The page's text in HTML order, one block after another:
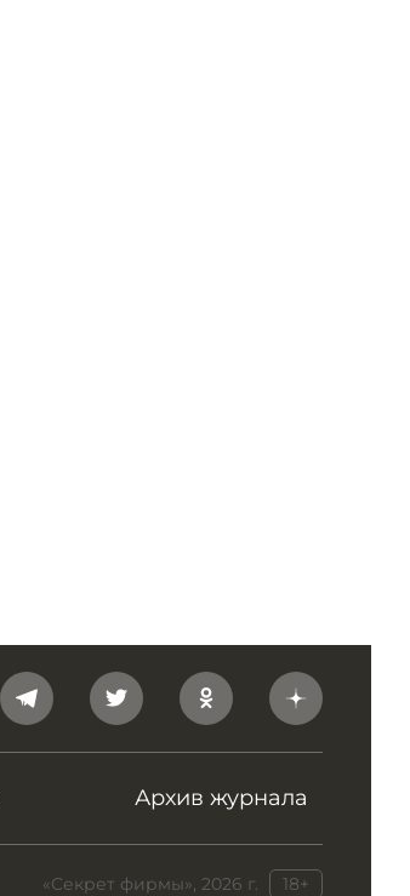
Архив журнала
«Секрет фирмы», 2026 г. 18+